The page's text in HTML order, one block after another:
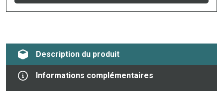
Description du produit
Informations complémentaires